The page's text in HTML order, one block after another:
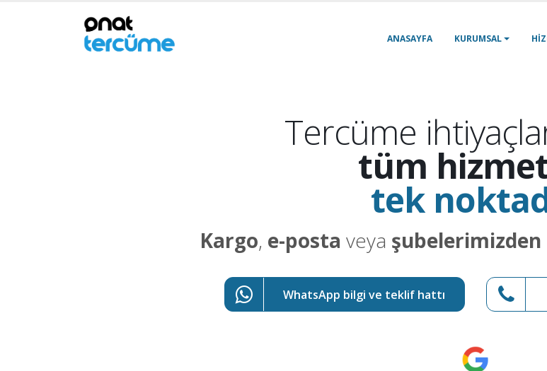
ANASAYFA KURUMSAL
Tercüme
tüm
tek
Kargo, e-posta veya şubelerimizden
WhatsApp bilgi ve teklif hattı